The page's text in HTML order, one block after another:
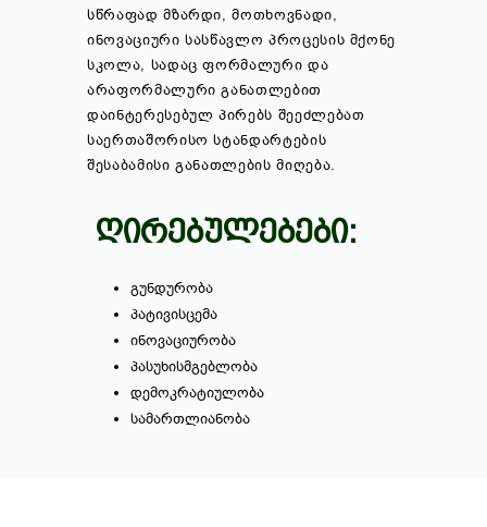
სწრაფად მზარდი, მოთხოვნადი,
ინოვაციური სასწავლო პროცესის მქონე
სკოლა, სადაც ფორმალური და
არაფორმალური განათლებით
დაინტერესებულ პირებს შეეძლებათ
საერთაშორისო სტანდარტების
შესაბამისი განათლების მიღება.
ᲦᲘᲠᲔᲑᲣᲚᲔᲑᲔᲑᲘ:
გუნდურობა
პატივისცემა
ინოვაციურობა
პასუხისმგებლობა
დემოკრატიულობა
სამართლიანობა